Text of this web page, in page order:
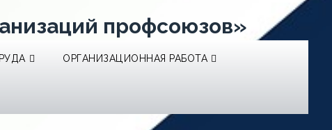
профсоюзов»
ОРГАНИЗАЦИОННАЯ РАБОТА